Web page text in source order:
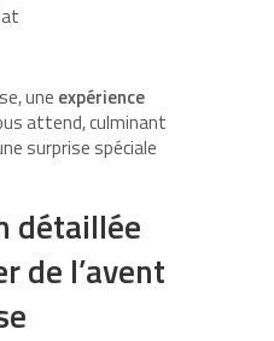
une expérience
attend, culminant
surprise spéciale
détaillée
de l’avent